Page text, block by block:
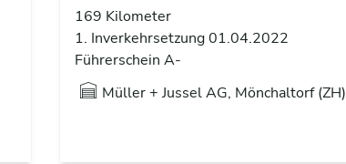
169 Kilometer
1. Inverkehrsetzung 01.04.2022
Führerschein A-
Müller + Jussel AG, Mönchaltorf (ZH)